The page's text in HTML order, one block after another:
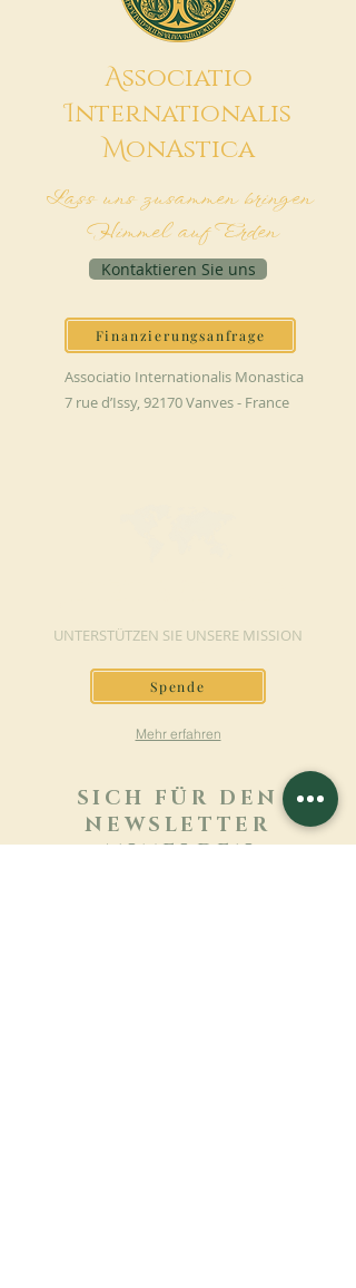
Associatio
Internationalis
MonAstica
Lass uns zusammen bringen
Himmel auf Erden
Kontaktieren Sie uns
Finanzierungsanfrage
Associatio Internationalis Monastica
7 rue d’Issy, 92170 Vanves - France
UNTERSTÜTZEN SIE UNSERE MISSION
Spende
Mehr erfahren
SICH FÜR DEN
NEWSLETTER
ANMELDEN